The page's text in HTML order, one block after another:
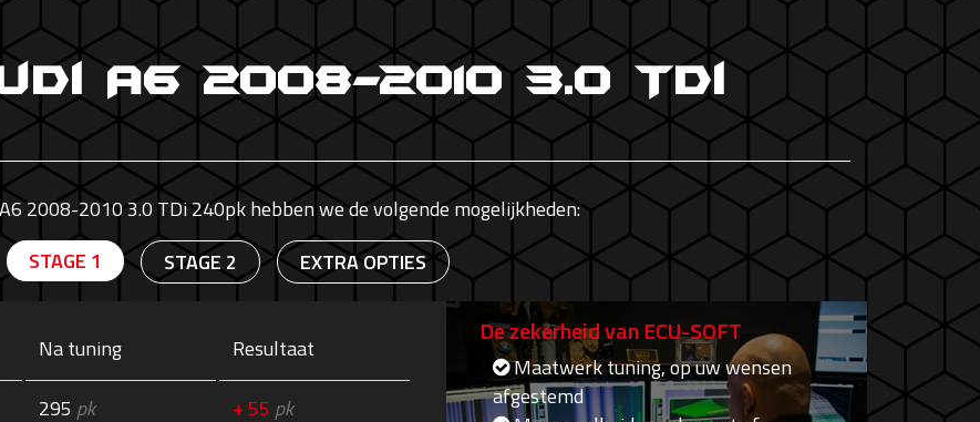
A6 2008-2010 3.0 TDi
2008-2010 3.0 TDi 240pk hebben we de volgende mogelijkheden:
STAGE 1
STAGE 2 EXTRA OPTIES
Na tuning Resultaat
295 pk + 55 pk
De zekerheid van ECU-SOFT
Maatwerk tuning, op uw wensen
afgestemd